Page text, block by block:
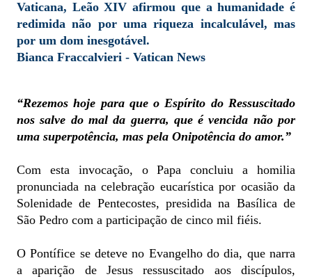
Vaticana, Leão XIV afirmou que a humanidade é
redimida não por uma riqueza incalculável, mas
por um dom inesgotável.
Bianca Fraccalvieri - Vatican News
“Rezemos hoje para que o Espírito do Ressuscitado
nos salve do mal da guerra, que é vencida não por
uma superpotência, mas pela Onipotência do amor.”
Com esta invocação, o Papa concluiu a homilia
pronunciada na celebração eucarística por ocasião da
Solenidade de Pentecostes, presidida na Basílica de
São Pedro com a participação de cinco mil fiéis.
O Pontífice se deteve no Evangelho do dia, que narra
a aparição de Jesus ressuscitado aos discípulos,